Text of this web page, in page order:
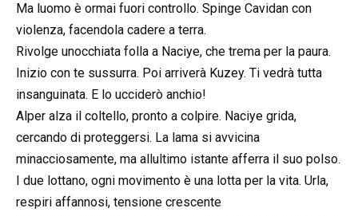
Ma luomo è ormai fuori controllo. Spinge Cavidan con
violenza, facendola cadere a terra.
Rivolge unocchiata folla a Naciye, che trema per la paura.
Inizio con te sussurra. Poi arriverà Kuzey. Ti vedrà tutta
insanguinata. E lo ucciderò anchio!
Alper alza il coltello, pronto a colpire. Naciye grida,
cercando di proteggersi. La lama si avvicina
minacciosamente, ma allultimo istante afferra il suo polso.
I due lottano, ogni movimento è una lotta per la vita. Urla,
respiri affannosi, tensione crescente